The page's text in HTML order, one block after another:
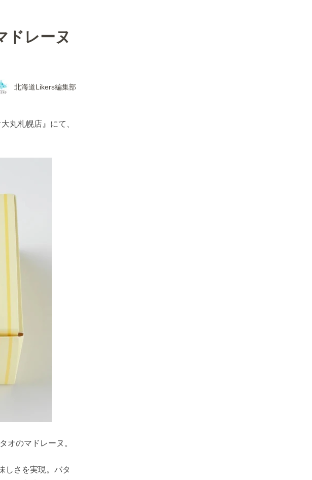
ドレーヌ
北海道Likers編集部
丸札幌店』にて、
オのマドレーヌ。
しさを実現。バタ